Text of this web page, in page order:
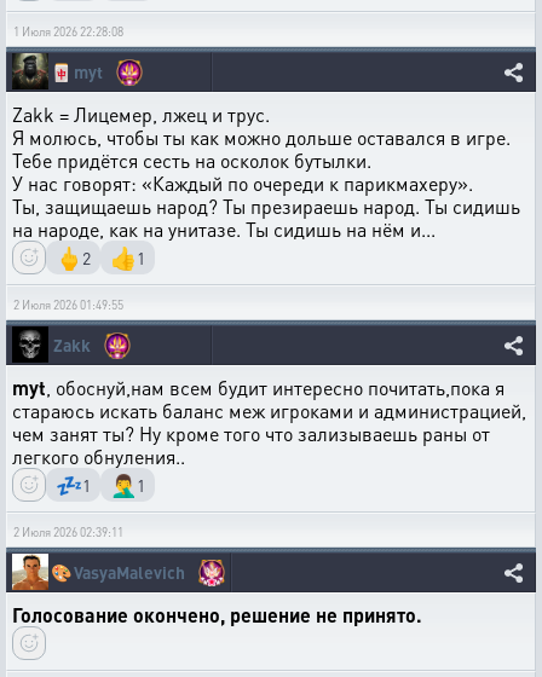
1 Июля 2026 22:28:08
🀄 myt
Zakk = Лицемер, лжец и трус.
Я молюсь, чтобы ты как можно дольше оставался в игре.
Тебе придётся сесть на осколок бутылки.
У нас говорят: «Каждый по очереди к парикмахеру».
Ты, защищаешь народ? Ты презираешь народ. Ты сидишь
на народе, как на унитазе. Ты сидишь на нём и...
🖕 2 👍1
2 Июля 2026 01:49:55
Zakk
myt , обоснуй,нам всем будит интересно почитать,пока я
стараюсь искать баланс меж игроками и администрацией,
чем занят ты? Ну кроме того что зализываешь раны от
легкого обнуления..
💤1 🤦‍♂️ 1
2 Июля 2026 02:39:11
🎨VasyaMalevich
Голосование окончено, решение не принято.